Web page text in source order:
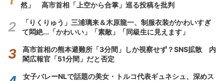
然」 高市首相「上空から合掌」巡る投稿を批判
「りくりゅう」三浦璃来＆木原龍一、制服衣装がかわいすぎ
て悶絶...「かわいい」「素敵」「同級生に見えます」
高市首相の熊本避難所「3分間」しか視察せず？SNS拡散 内
閣広報官「51分間」だと否定
女子バレーNLで話題の美女・トルコ代表ギュネシュ、深めス